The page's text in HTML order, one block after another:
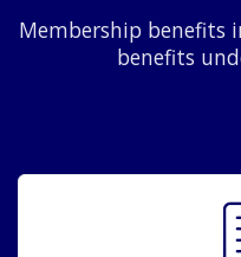
Membership benefits
benefits